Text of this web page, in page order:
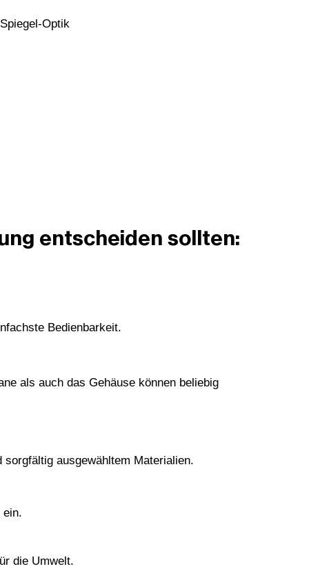
entscheiden sollten:
Bedienbarkeit.
als auch das Gehäuse können beliebig
ausgewähltem Materialien.
ein.
die Umwelt.